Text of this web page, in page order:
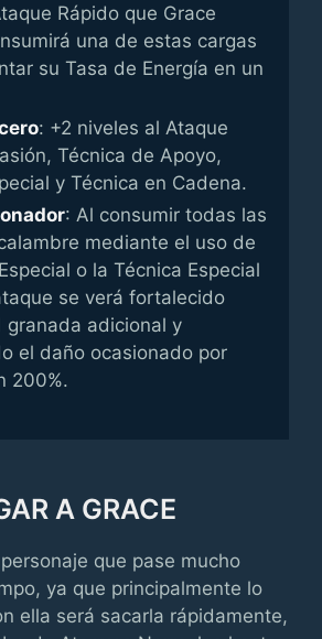
Rápido que Grace
una de estas cargas
su Tasa de Energía en un
: +2 niveles al Ataque
Técnica de Apoyo,
y Técnica en Cadena.
: Al consumir todas las
mediante el uso de
o la Técnica Especial
se verá fortalecido
granada adicional y
el daño ocasionado por
200%.
A GRACE
que pase mucho
ya que principalmente lo
ella será sacarla rápidamente,